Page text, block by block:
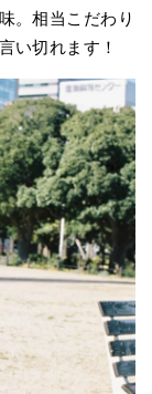
。相当こだわり
い切れます！